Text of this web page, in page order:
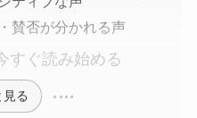
賛否が分かれる声
すぐ読み始める
見る